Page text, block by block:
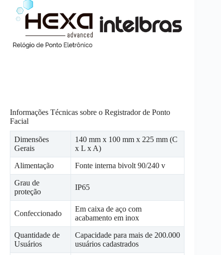
Informações Técnicas sobre o Registrador de Ponto
Facial
Dimensões
Gerais
140 mm x 100 mm x 225 mm (C
x L x A)
Alimentação Fonte interna bivolt 90/240 v
Grau de
proteção
IP65
Confeccionado
Em caixa de aço com
acabamento em inox
Quantidade de
Usuários
Capacidade para mais de 200.000
usuários cadastrados